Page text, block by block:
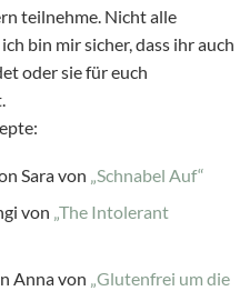
teilnehme. Nicht alle
bin mir sicher, dass ihr auch
oder sie für euch
Sara von „Schnabel Auf“
von „The Intolerant
Anna von „Glutenfrei um die